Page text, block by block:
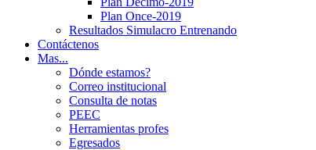
Plan Once-2019
Resultados Simulacro Entrenando
Contáctenos
Mas...
Dónde estamos?
Correo institucional
Consulta de notas
PEEC
Herramientas profes
Egresados